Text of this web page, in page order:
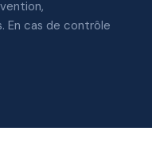
En cas de contrôle